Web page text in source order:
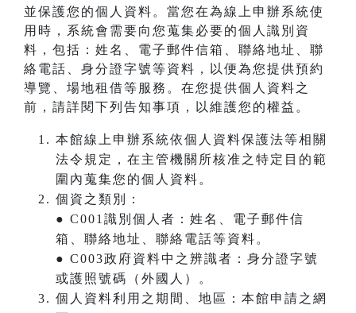
並保護您的個人資料。當您在為線上申辦系統使
用時，系統會需要向您蒐集必要的個人識別資
料，包括：姓名、電子郵件信箱、聯絡地址、聯
絡電話、身分證字號等資料，以便為您提供預約
導覽、場地租借等服務。在您提供個人資料之
前，請詳閱下列告知事項，以維護您的權益。
本館線上申辦系統依個人資料保護法等相關
法令規定，在主管機關所核准之特定目的範
圍內蒐集您的個人資料。
個資之類別：
● C001識別個人者：姓名、電子郵件信
箱、聯絡地址、聯絡電話等資料。
● C003政府資料中之辨識者：身分證字號
或護照號碼（外國人）。
個人資料利用之期間、地區：本館申請之網